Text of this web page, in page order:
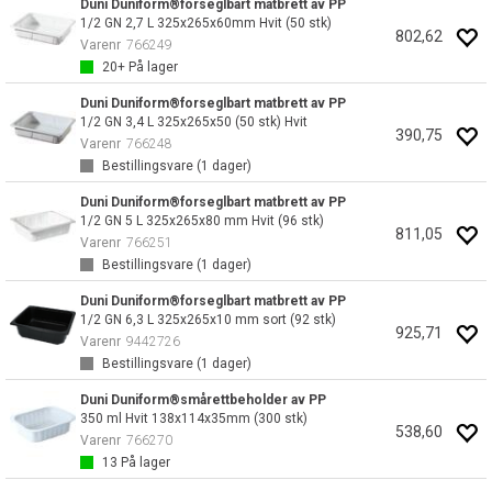
Duni Duniform®forseglbart matbrett av PP
1/2 GN 2,7 L 325x265x60mm Hvit (50 stk)
Varenr 766249
20+ På lager
802,62
Duni Duniform®forseglbart matbrett av PP
1/2 GN 3,4 L 325x265x50 (50 stk) Hvit
Varenr 766248
Bestillingsvare (1 dager)
390,75
Duni Duniform®forseglbart matbrett av PP
1/2 GN 5 L 325x265x80 mm Hvit (96 stk)
Varenr 766251
Bestillingsvare (1 dager)
811,05
Duni Duniform®forseglbart matbrett av PP
1/2 GN 6,3 L 325x265x10 mm sort (92 stk)
Varenr 9442726
Bestillingsvare (1 dager)
925,71
Duni Duniform®smårettbeholder av PP
350 ml Hvit 138x114x35mm (300 stk)
Varenr 766270
13 På lager
538,60